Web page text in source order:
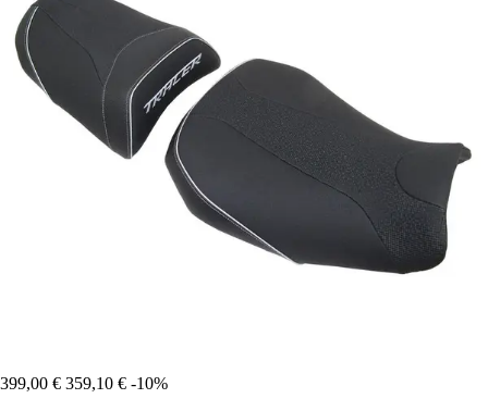
399,00 € 359,10 € -10%